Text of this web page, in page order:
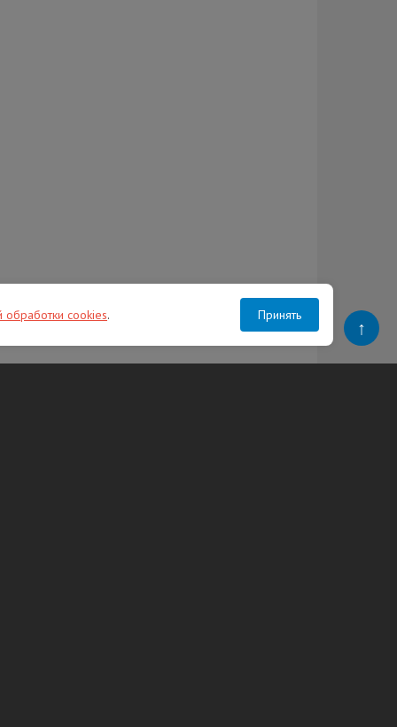
обработки cookies. Принять
↑